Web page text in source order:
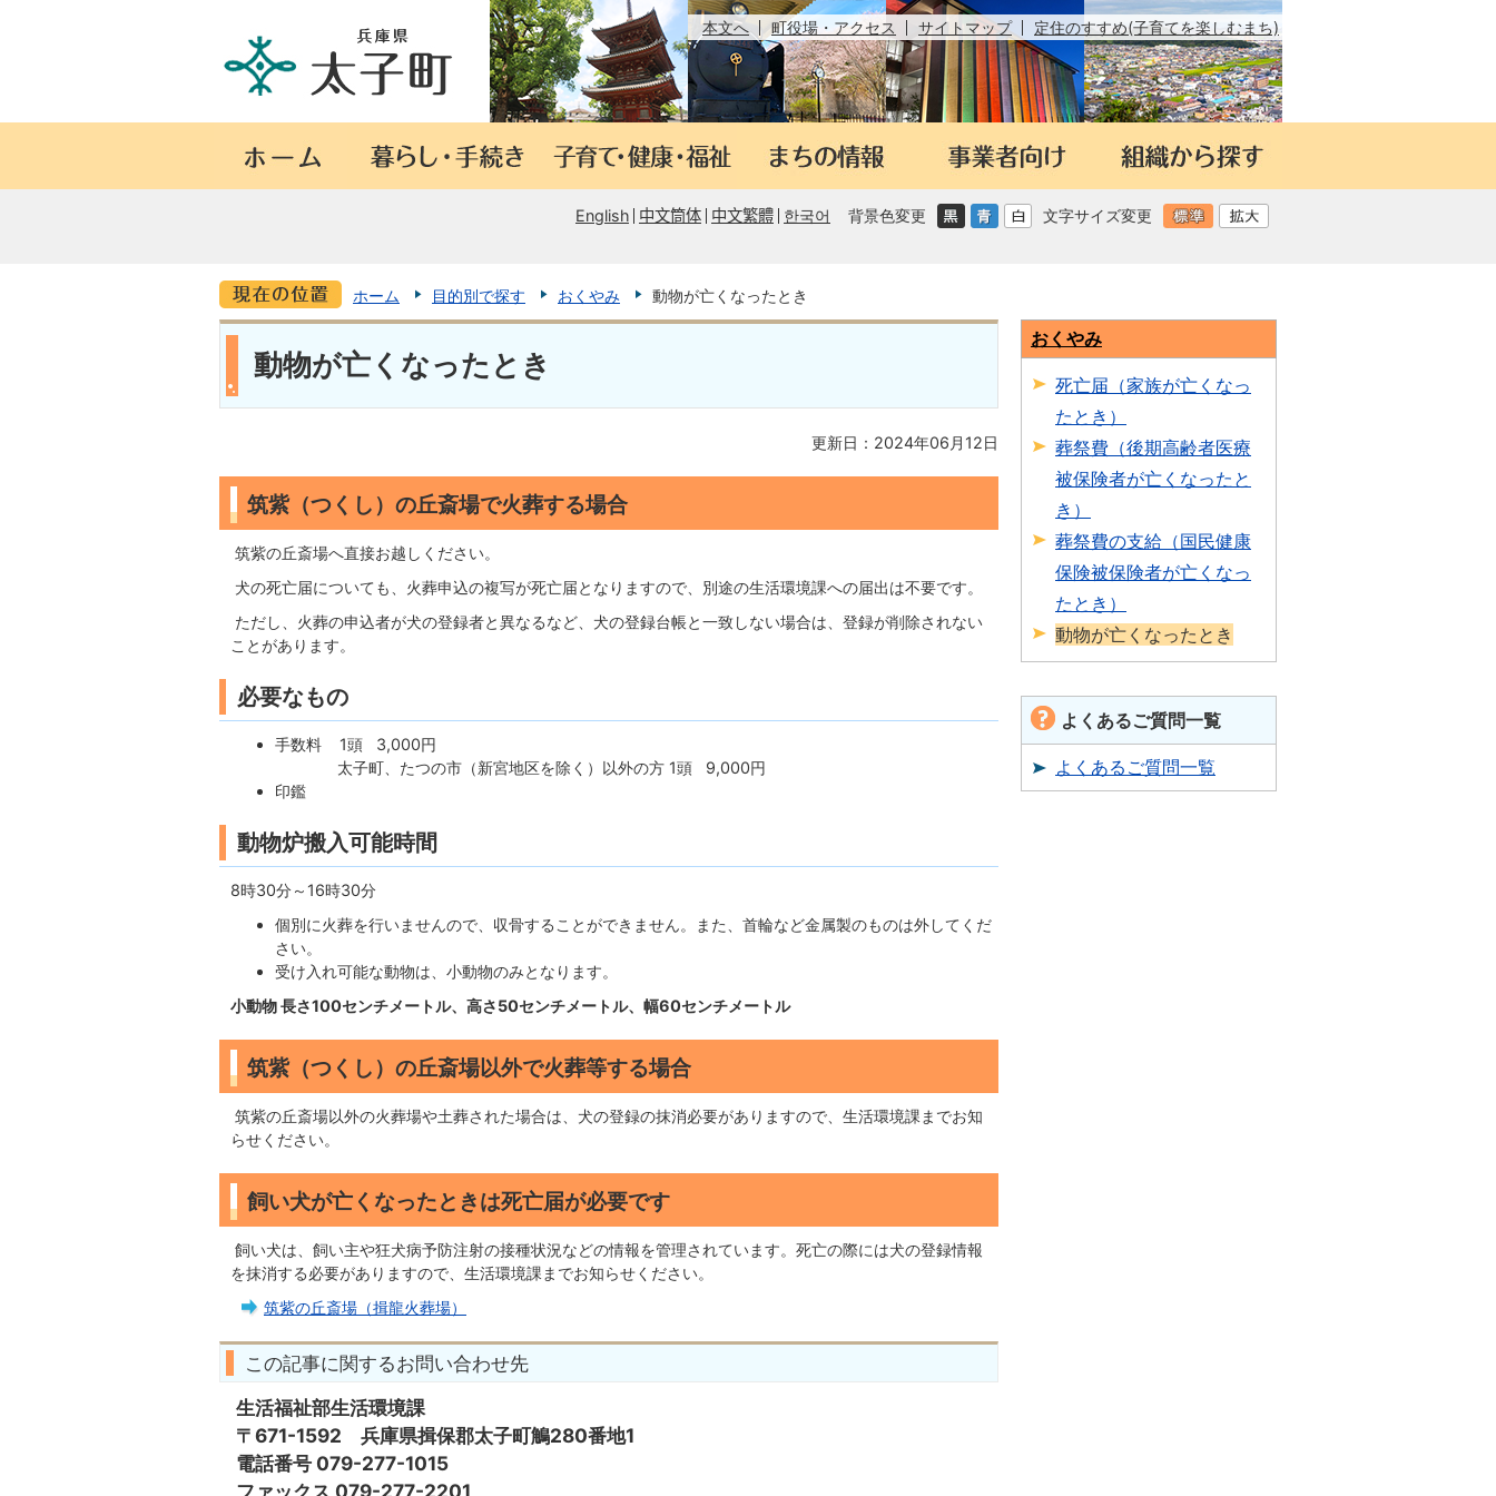
本文へ 町役場・アクセス サイトマップ 定住のすすめ(子育てを楽しむまち)
English 中文筒体 中文繁體 한국어 背景色変更 文字サイズ変更
ホーム 目的別で探す おくやみ 動物が亡くなったとき
動物が亡くなったとき
更新日：2024年06月12日
筑紫（つくし）の丘斎場で火葬する場合
筑紫の丘斎場へ直接お越しください。
犬の死亡届についても、火葬申込の複写が死亡届となりますので、別途の生活環境課への届出は不要です。
ただし、火葬の申込者が犬の登録者と異なるなど、犬の登録台帳と一致しない場合は、登録が削除されない
ことがあります。
必要なもの
手数料 1頭 3,000円
太子町、たつの市（新宮地区を除く）以外の方 1頭 9,000円
印鑑
動物炉搬入可能時間
8時30分～16時30分
個別に火葬を行いませんので、収骨することができません。また、首輪など金属製のものは外してくだ
さい。
受け入れ可能な動物は、小動物のみとなります。
小動物 長さ100センチメートル、高さ50センチメートル、幅60センチメートル
筑紫（つくし）の丘斎場以外で火葬等する場合
筑紫の丘斎場以外の火葬場や土葬された場合は、犬の登録の抹消必要がありますので、生活環境課までお知
らせください。
飼い犬が亡くなったときは死亡届が必要です
飼い犬は、飼い主や狂犬病予防注射の接種状況などの情報を管理されています。死亡の際には犬の登録情報
を抹消する必要がありますので、生活環境課までお知らせください。
筑紫の丘斎場（揖龍火葬場）
この記事に関するお問い合わせ先
生活福祉部生活環境課
〒671-1592 兵庫県揖保郡太子町鵤280番地1
電話番号 079-277-1015
ファックス 079-277-2201
おくやみ
死亡届（家族が亡くなっ
たとき）
葬祭費（後期高齢者医療
被保険者が亡くなったと
き）
葬祭費の支給（国民健康
保険被保険者が亡くなっ
たとき）
動物が亡くなったとき
よくあるご質問一覧
よくあるご質問一覧